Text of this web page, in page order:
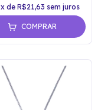
x deR$21,63 sem juros
COMPRAR